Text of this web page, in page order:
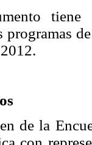
de la